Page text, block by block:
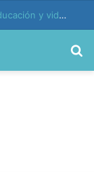
Edición 37 – Generaciones conectadas: educación y vida en la era de la IA